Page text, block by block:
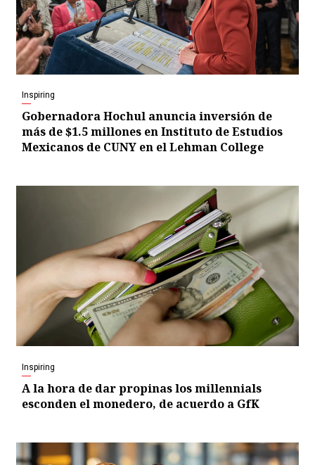
Inspiring
Gobernadora Hochul anuncia inversión de
más de $1.5 millones en Instituto de Estudios
Mexicanos de CUNY en el Lehman College
Inspiring
A la hora de dar propinas los millennials
esconden el monedero, de acuerdo a GfK